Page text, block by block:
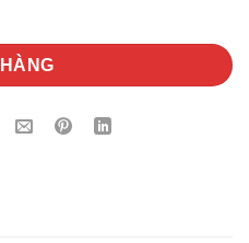
số lượng